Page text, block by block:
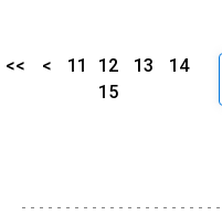
<< < 11 12 13
14
15